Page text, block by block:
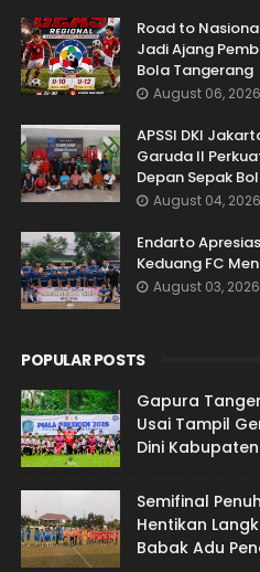
Road to
Jadi Ajang
Bola Tangerang
August 06, 2026
APSSI DKI
Garuda II
Depan Sepak
August 04, 2026
Endarto
Keduang FC
August 03, 2026
POPULAR POSTS
Gapura
Usai Tampil
Dini
Semifinal
Hentikan
Babak Adu